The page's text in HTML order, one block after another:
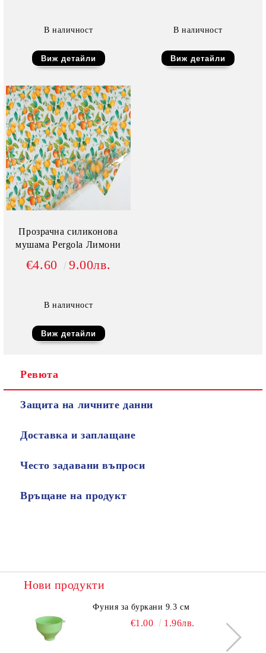
В наличност
Виж детайли
В наличност
Виж детайли
Прозрачна силиконова
мушама Pergola Лимони
€4.60 9.00лв.
В наличност
Виж детайли
Ревюта
Защита на личните данни
Доставка и заплащане
Често задавани въпроси
Връщане на продукт
Нови продукти
Фуния за буркани 9.3 см
€1.00 1.96лв.